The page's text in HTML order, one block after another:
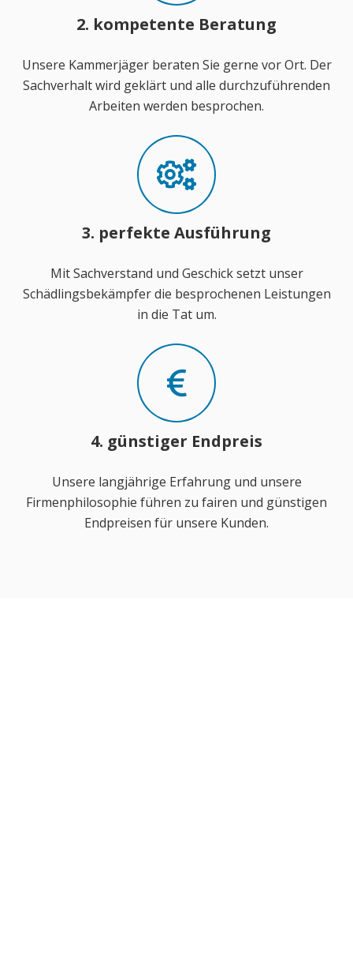
2. kompetente Beratung
Unsere Kammerjäger beraten Sie gerne vor Ort. Der
Sachverhalt wird geklärt und alle durchzuführenden
Arbeiten werden besprochen.
3. perfekte Ausführung
Mit Sachverstand und Geschick setzt unser
Schädlingsbekämpfer die besprochenen Leistungen
in die Tat um.
4. günstiger Endpreis
Unsere langjährige Erfahrung und unsere
Firmenphilosophie führen zu fairen und günstigen
Endpreisen für unsere Kunden.